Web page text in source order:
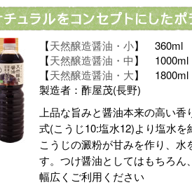
【天然醸造醤油・小】 360ml
【天然醸造醤油・中】 1000ml
【天然醸造醤油・大】 1800ml
製造者：酢屋茂(長野)
上品な旨みと醤油本来の高い
式(こうじ10:塩水12)より塩水
こうじの澱粉が甘みを作り、
す。つけ醤油としてはもちろ
幅広くご利用ください